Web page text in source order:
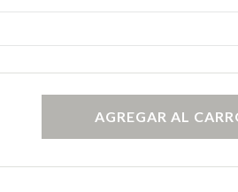
AGREGAR AL